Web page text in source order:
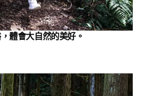
體會大自然的美好。